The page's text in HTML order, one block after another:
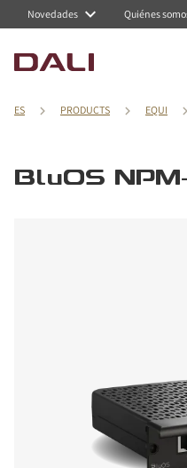
Novedades Quiénes
ES PRODUCTS EQUI
BluOS